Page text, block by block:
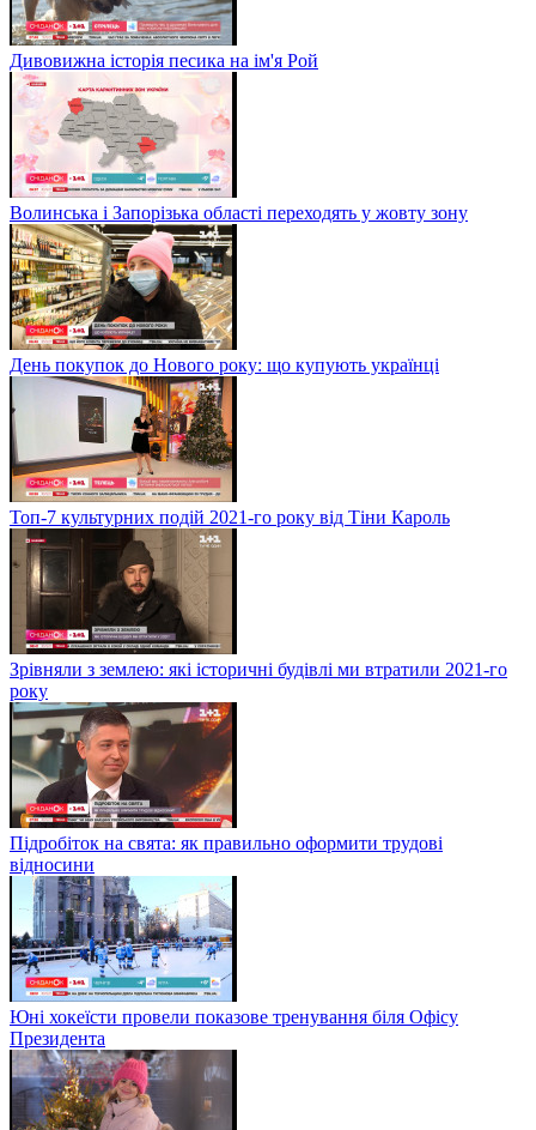
Дивовижна історія песика на ім'я Рой
Волинська і Запорізька області переходять у жовту зону
День покупок до Нового року: що купують українці
Топ-7 культурних подій 2021-го року від Тіни Кароль
Зрівняли з землею: які історичні будівлі ми втратили 2021-го
року
Підробіток на свята: як правильно оформити трудові
відносини
Юні хокеїсти провели показове тренування біля Офісу
Президента